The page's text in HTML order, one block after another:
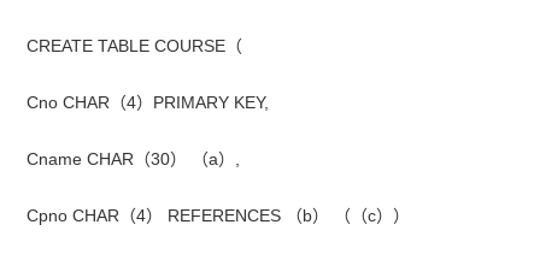
CREATE TABLE COURSE（
Cno CHAR（4）PRIMARY KEY,
Cname CHAR（30） （a）,
Cpno CHAR（4） REFERENCES （b） （（c））